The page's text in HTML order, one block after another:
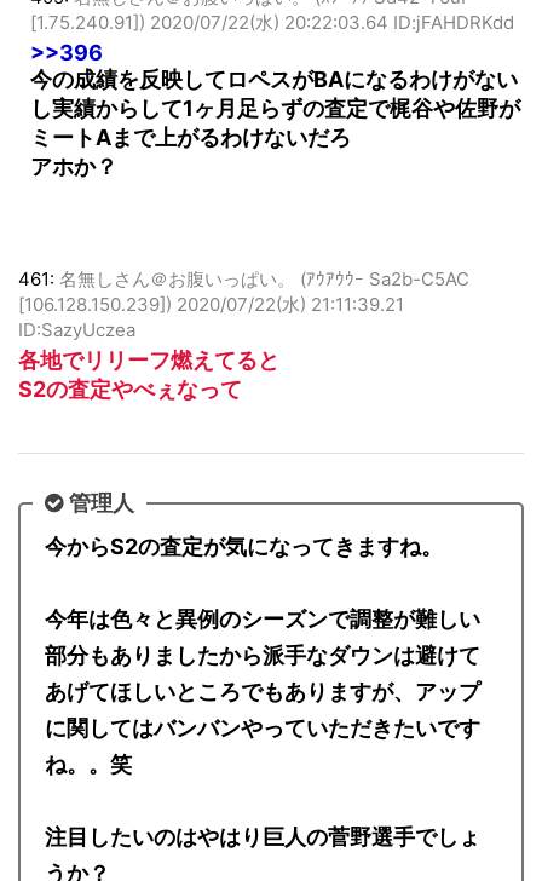
405:名無しさん＠お腹いっぱい。 (ｽﾌﾟｯｯ Sd42-T6uI
[1.75.240.91])
>>396
今の成績を反映してロペスがBAになるわけがない
し実績からして1ヶ月足らずの査定で梶谷や佐野が
ミートAまで上がるわけないだろ
461:名無しさん＠お腹いっぱい。 (ｱｳｱｳｳｰ Sa2b-C5AC
[106.128.150.239])
ID:SazyUczea
各地でリリーフ燃えてると
今年は色々と異例のシーズンで調整が難しい
部分もありましたから派手なダウンは避けて
あげてほしいところでもありますが、アップ
に関してはバンバンやっていただきたいです
注目したいのはやはり巨人の菅野選手でしょ